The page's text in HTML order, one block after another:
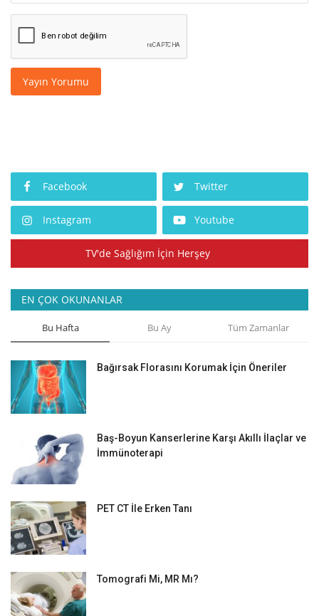
Yayın Yorumu
Facebook Twitter
Instagram Youtube
TV'de Sağlığım İçin Herşey
EN ÇOK OKUNANLAR
Bu Hafta Bu Ay Tüm Zamanlar
Bağırsak Florasını Korumak İçin Öneriler
Baş-Boyun Kanserlerine Karşı Akıllı İlaçlar ve
İmmünoterapi
PET CT İle Erken Tanı
Tomografi Mi, MR Mı?